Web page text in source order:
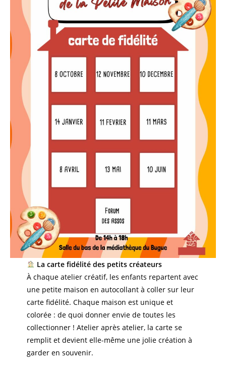
La carte fidélité des petits créateurs
À chaque atelier créatif, les enfants repartent avec
une petite maison en autocollant à coller sur leur
carte fidélité. Chaque maison est unique et
colorée : de quoi donner envie de toutes les
collectionner ! Atelier après atelier, la carte se
remplit et devient elle-même une jolie création à
garder en souvenir.